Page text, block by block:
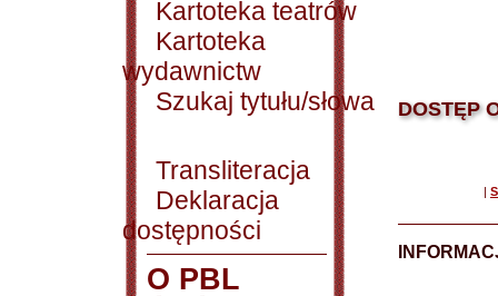
Kartoteka teatrów
Kartoteka
wydawnictw
Szukaj tytułu/słowa
Transliteracja
Deklaracja
dostępności
O PBL
DOSTĘP
|